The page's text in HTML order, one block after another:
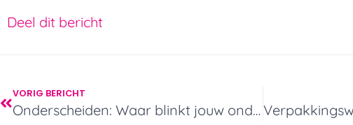
Deel dit bericht
VORIG BERICHT
Onderscheiden: Waar blinkt jouw onderneming in uit? – Sipack Surprising People